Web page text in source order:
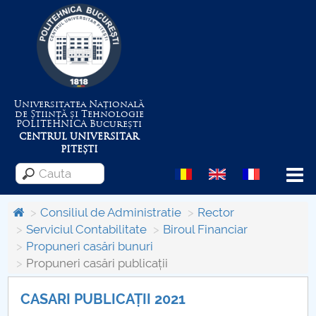
Universitatea Națională
de Știință și Tehnologie
POLITEHNICABucurești
CENTRUL UNIVERSITAR
PITEȘTI
Menu
Despre Universitate
Centrul de Management al Proiectelor
Consiliul de Administratie
Rector
Serviciul Contabilitate
Biroul Financiar
Propuneri casări bunuri
Propuneri casări publicații
CASARI PUBLICAȚII 2021